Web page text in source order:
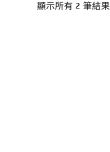
顯示所有 2 筆結果